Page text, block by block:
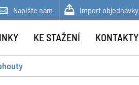
Napište nám Import objednávky
KE STAŽENÍ KONTAKTY